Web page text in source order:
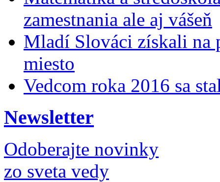
zamestnania ale aj vášeň
Mladí Slováci získali na
miesto
Vedcom roka 2016 sa
Newsletter
Odoberajte novinky
zo sveta vedy